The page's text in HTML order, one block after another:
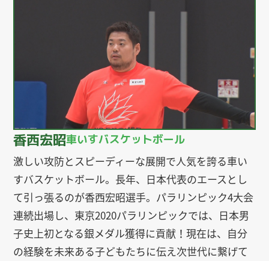
香西宏昭車いすバスケットボール
激しい攻防とスピーディーな展開で人気を誇る車い
すバスケットボール。長年、日本代表のエースとし
て引っ張るのが香西宏昭選手。パラリンピック4大会
連続出場し、東京2020パラリンピックでは、日本男
子史上初となる銀メダル獲得に貢献！現在は、自分
の経験を未来ある子どもたちに伝え次世代に繋げて